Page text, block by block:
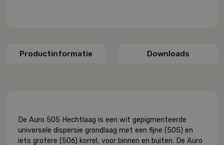
Productinformatie Downloads
De Auro 505 Hechtlaag is een wit gepigmenteerde
universele dispersie grondlaag met een fijne (505) en
iets grotere (506) korrel, voor binnen en buiten. De Auro